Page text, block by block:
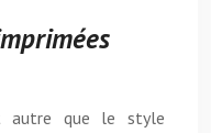
autre que le style